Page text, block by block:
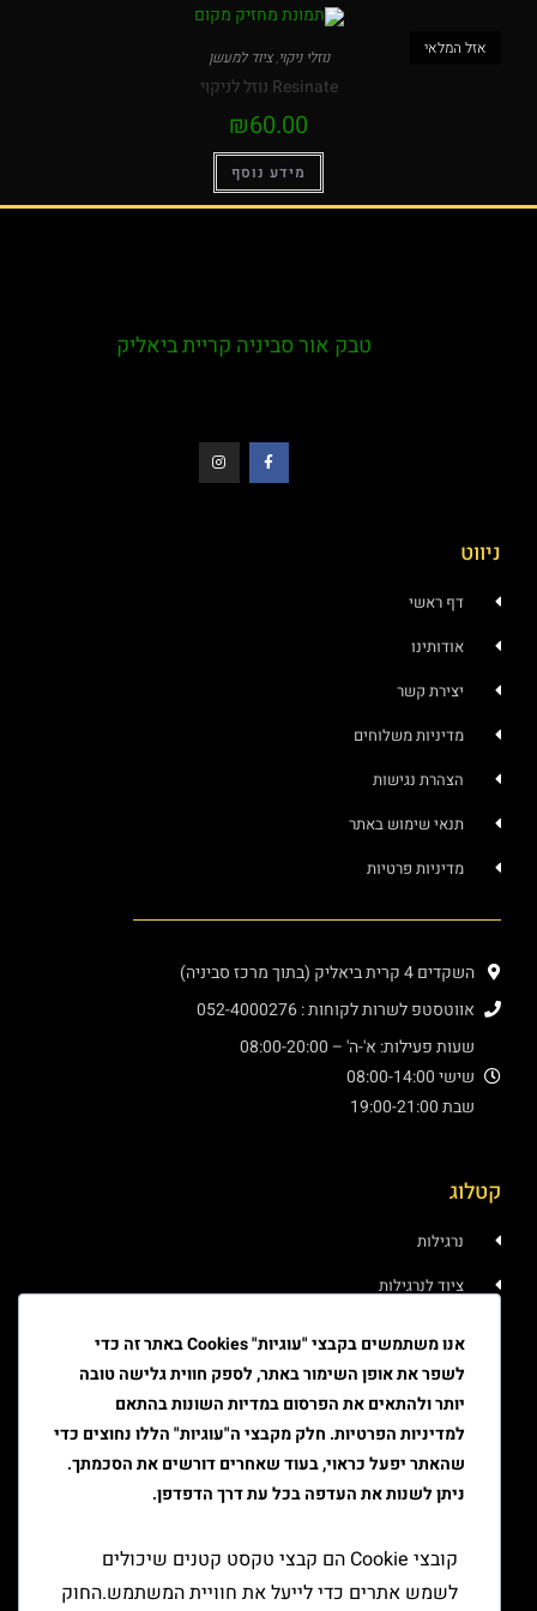
אזל המלאי נוזלי ניקוי,ציוד למעשן
Resinate נוזל לניקוי
₪60.00
מידע נוסף
טבק אור סביניה קריית ביאליק
ניווט
דף ראשי
אודותינו
יצירת קשר
מדיניות משלוחים
הצהרת נגישות
תנאי שימוש באתר
מדיניות פרטיות
השקדים 4 קרית ביאליק (בתוך מרכז סביניה)
אווטסטפ לשרות לקוחות : 052-4000276
שעות פעילות: א'-ה' – 08:00-20:00
שישי 08:00-14:00
שבת 19:00-21:00
קטלוג
נרגילות
ציוד לנרגילות
טבק
ציוד למעשן
יצירת קשר
אנו משתמשים בקבצי "עוגיות" Cookies באתר זה כדי
לשפר את אופן השימור באתר, לספק חווית גלישה טובה
יותר ולהתאים את הפרסום במדיות השונות בהתאם
למדיניות הפרטיות. חלק מקבצי ה"עוגיות" הללו נחוצים כדי
שהאתר יפעל כראוי, בעוד שאחרים דורשים את הסכמתך.
ניתן לשנות את העדפה בכל עת דרך הדפדפן.
קובצי Cookie הם קבצי טקסט קטנים שיכולים
לשמש אתרים כדי לייעל את חוויית המשתמש.החוק